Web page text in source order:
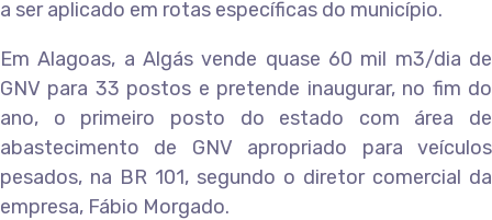
a ser aplicado em rotas específicas do município.
Em Alagoas, a Algás vende quase 60 mil m3/dia de
GNV para 33 postos e pretende inaugurar, no fim do
ano, o primeiro posto do estado com área de
abastecimento de GNV apropriado para veículos
pesados, na BR 101, segundo o diretor comercial da
empresa, Fábio Morgado.